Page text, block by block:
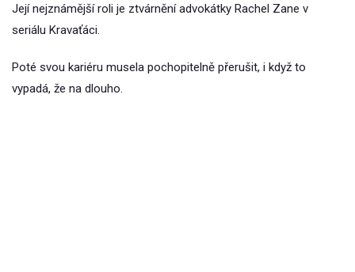
Její nejznámější roli je ztvárnění advokátky Rachel Zane v
seriálu Kravaťáci.
Poté svou kariéru musela pochopitelně přerušit, i když to
vypadá, že na dlouho.